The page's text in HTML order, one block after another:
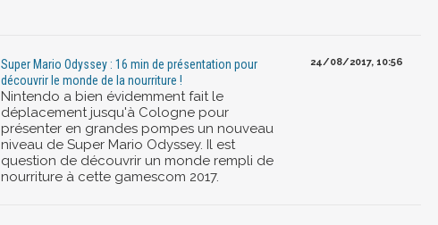
Super Mario Odyssey : 16 min de présentation pour
découvrir le monde de la nourriture !
Nintendo a bien évidemment fait le
déplacement jusqu'à Cologne pour
présenter en grandes pompes un nouveau
niveau de Super Mario Odyssey. Il est
question de découvrir un monde rempli de
nourriture à cette gamescom 2017.
24/08/2017, 10:56